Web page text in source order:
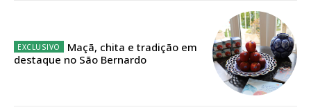
12 meses
Maçã, chita e tradição em
destaque no São Bernardo